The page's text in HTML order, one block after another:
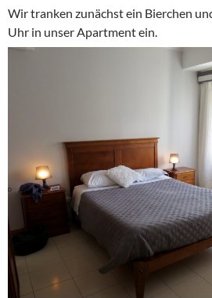
Wir tranken zunächst ein Bierchen
Uhr in unser Apartment ein.